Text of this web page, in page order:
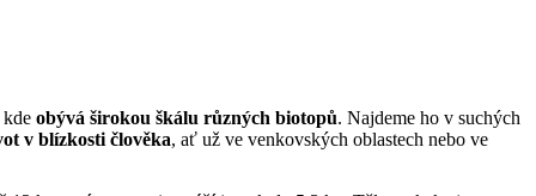
obývá širokou škálu různých biotopů. Najdeme ho v suchých
v blízkosti člověka, ať už ve venkovských oblastech nebo ve